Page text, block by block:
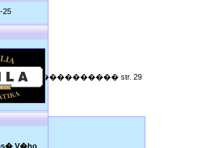
str. 29
33�
V�ho